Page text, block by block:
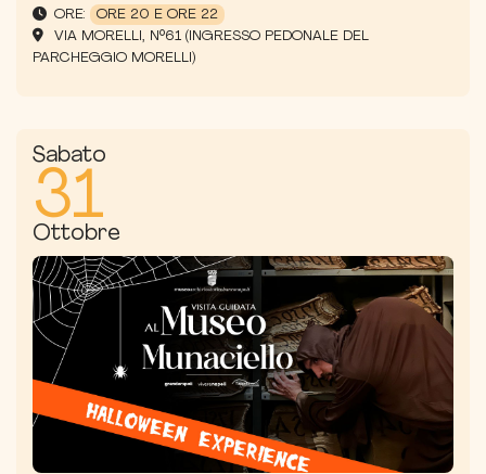
ORE:
ORE 20 E ORE 22
VIA MORELLI, N°61 (INGRESSO PEDONALE DEL
PARCHEGGIO MORELLI)
Sabato
31
Ottobre